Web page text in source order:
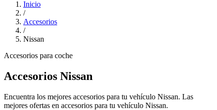
Inicio
/
Accesorios
/
Nissan
Accesorios para coche
Accesorios Nissan
Encuentra los mejores accesorios para tu vehículo Nissan. Las
mejores ofertas en accesorios para tu vehículo Nissan.